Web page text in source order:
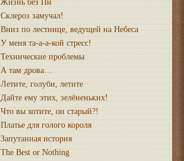
Жизнь без Пи
Склероз замучал!
Вниз по лестнице, ведущей на Небеса
У меня та-а-а-кой стресс!
Технические проблемы
А там дрова…
Летите, голуби, летите
Дайте ему этих, зелёненьких!
Что вы хотите, он старый?!
Платье для голого короля
Запутанная история
The Best or Nothing